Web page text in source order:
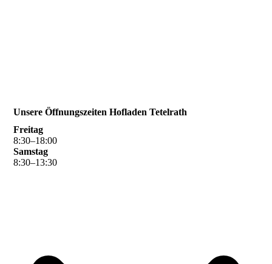
Unsere Öffnungszeiten Hofladen Tetelrath
Freitag
8:30–18:00
Samstag
8:30–13:30